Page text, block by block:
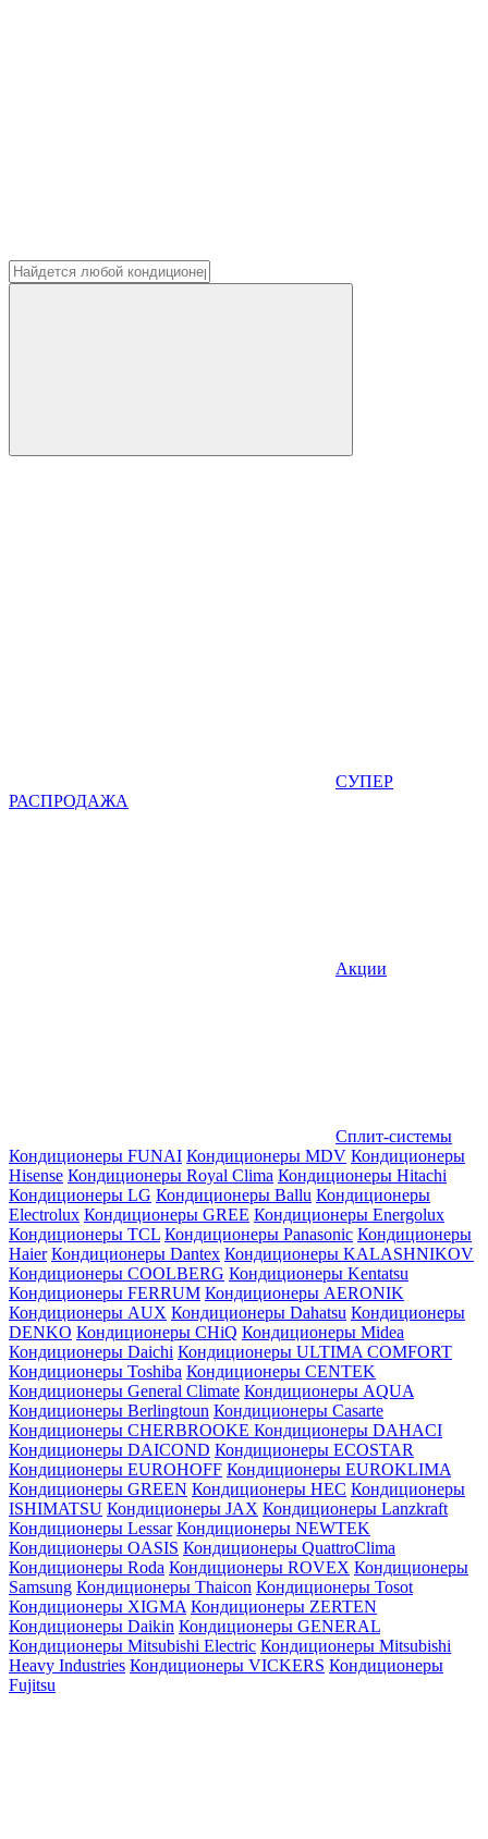
СУПЕР
РАСПРОДАЖА
Акции
Сплит-системы
Кондиционеры FUNAI Кондиционеры MDV Кондиционеры
Hisense Кондиционеры Royal Clima Кондиционеры Hitachi
Кондиционеры LG Кондиционеры Ballu Кондиционеры
Electrolux Кондиционеры GREE Кондиционеры Energolux
Кондиционеры TCL Кондиционеры Panasonic Кондиционеры
Haier Кондиционеры Dantex Кондиционеры KALASHNIKOV
Кондиционеры СOOLBERG Кондиционеры Kentatsu
Кондиционеры FERRUM Кондиционеры AERONIK
Кондиционеры AUX Кондиционеры Dahatsu Кондиционеры
DENKO Кондиционеры CHiQ Кондиционеры Midea
Кондиционеры Daichi Кондиционеры ULTIMA COMFORT
Кондиционеры Toshiba Кондиционеры CENTEK
Кондиционеры General Climate Кондиционеры AQUA
Кондиционеры Berlingtoun Кондиционеры Casarte
Кондиционеры CHERBROOKE Кондиционеры DAHACI
Кондиционеры DAICOND Кондиционеры ECOSTAR
Кондиционеры EUROHOFF Кондиционеры EUROKLIMA
Кондиционеры GREEN Кондиционеры HEC Кондиционеры
ISHIMATSU Кондиционеры JAX Кондиционеры Lanzkraft
Кондиционеры Lessar Кондиционеры NEWTEK
Кондиционеры OASIS Кондиционеры QuattroClima
Кондиционеры Roda Кондиционеры ROVEX Кондиционеры
Samsung Кондиционеры Thaicon Кондиционеры Tosot
Кондиционеры XIGMA Кондиционеры ZERTEN
Кондиционеры Daikin Кондиционеры GENERAL
Кондиционеры Mitsubishi Electric Кондиционеры Mitsubishi
Heavy Industries Кондиционеры VICKERS Кондиционеры
Fujitsu